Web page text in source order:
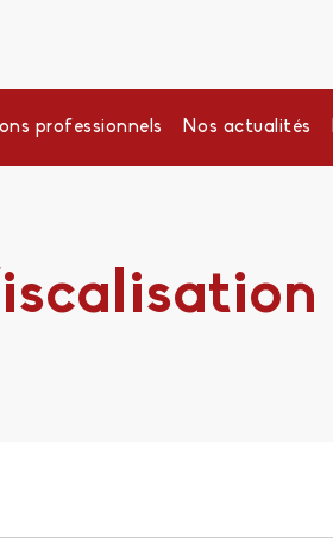
professionnels Nos actualités